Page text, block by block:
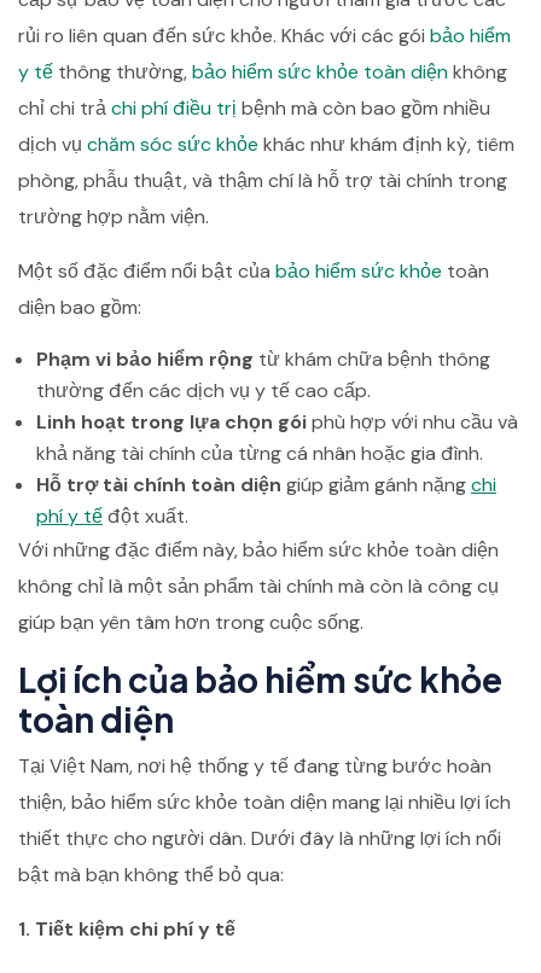
rủi ro liên quan đến sức khỏe. Khác với các gói bảo hiểm
y tế thông thường,bảo hiểm sức khỏe toàn diệnkhông
chỉ chi trảchi phí điều trị bệnh mà còn bao gồm nhiều
dịch vụ chăm sóc sức khỏe khác như khám định kỳ, tiêm
phòng, phẫu thuật, và thậm chí là hỗ trợ tài chính trong
trường hợp nằm viện.
Một số đặc điểm nổi bật của bảo hiểm sức khỏe toàn
diện bao gồm:
Phạm vi bảo hiểm rộng từ khám chữa bệnh thông
thường đến các dịch vụ y tế cao cấp.
Linh hoạt trong lựa chọn góiphù hợp với nhu cầu và
khả năng tài chính của từng cá nhân hoặc gia đình.
Hỗ trợ tài chính toàn diện giúp giảm gánh nặngchi
phí y tếđột xuất.
Với những đặc điểm này, bảo hiểm sức khỏe toàn diện
không chỉ là một sản phẩm tài chính mà còn là công cụ
giúp bạn yên tâm hơn trong cuộc sống.
Lợi ích của bảo hiểm sức khỏe
toàn diện
Tại Việt Nam, nơi hệ thống y tế đang từng bước hoàn
thiện, bảo hiểm sức khỏe toàn diện mang lại nhiều lợi ích
thiết thực cho người dân. Dưới đây là những lợi ích nổi
bật mà bạn không thể bỏ qua:
1. Tiết kiệm chi phí y tế